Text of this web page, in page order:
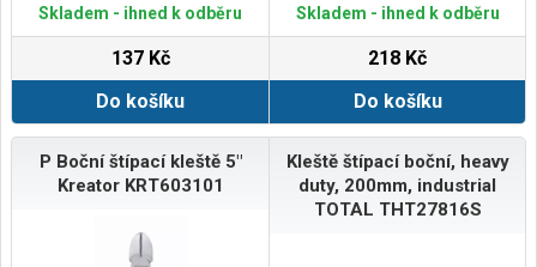
Skladem - ihned k odběru
137 Kč
Do košíku
Skladem - ihned k odběru
218 Kč
Do košíku
P Boční štípací kleště 5"
Kreator KRT603101
Kleště štípací boční, heavy
duty, 200mm, industrial
TOTAL THT27816S